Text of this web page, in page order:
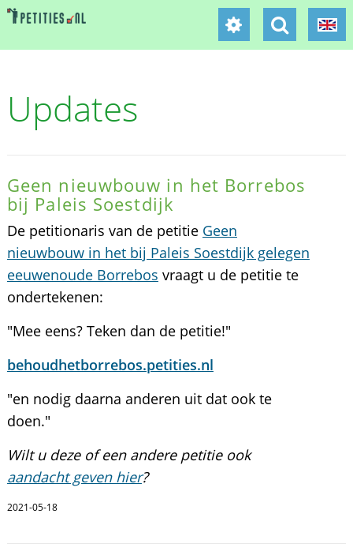
Updates
Geen nieuwbouw in het Borrebos
bij Paleis Soestdijk
De petitionaris van de petitie Geen
nieuwbouw in het bij Paleis Soestdijk gelegen
eeuwenoude Borrebos vraagt u de petitie te
ondertekenen:
"Mee eens? Teken dan de petitie!"
behoudhetborrebos.petities.nl
"en nodig daarna anderen uit dat ook te
doen."
Wilt u deze of een andere petitie ook
aandacht geven hier?
2021-05-18